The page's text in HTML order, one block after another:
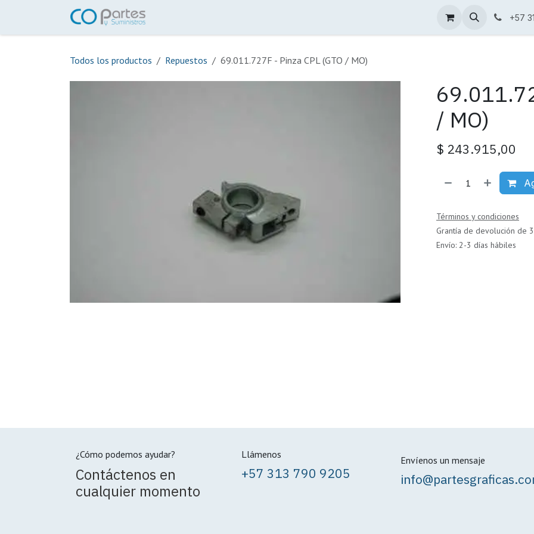
+57
Todos los productos Repuestos 69.011.727F - Pinza CPL (GTO / MO)
/ MO)
$ 243.915,00
Términos y condiciones
Grantía de devolución de
Envío: 2-3 días hábiles
¿Cómo podemos ayudar?
Contáctenos en
cualquier momento
Llámenos
+57 313 790 9205
Envíenos un mensaje